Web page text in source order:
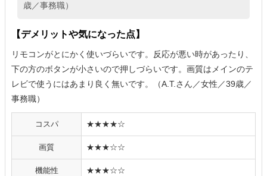
歳／事務職）
【デメリットや気になった点】
リモコンがとにかく使いづらいです。反応が悪い時があったり、
下の方のボタンが小さいので押しづらいです。画質はメインのテ
レビで使うにはあまり良く無いです。（A.T.さん／女性／39歳／
事務職）
コスパ ★★★★☆
画質 ★★★☆☆
機能性 ★★★☆☆